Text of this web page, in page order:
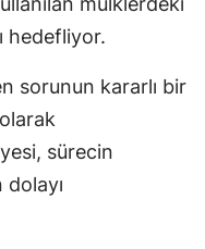
hedefliyor.
sorunun kararlı bir
sürecin
dolayı